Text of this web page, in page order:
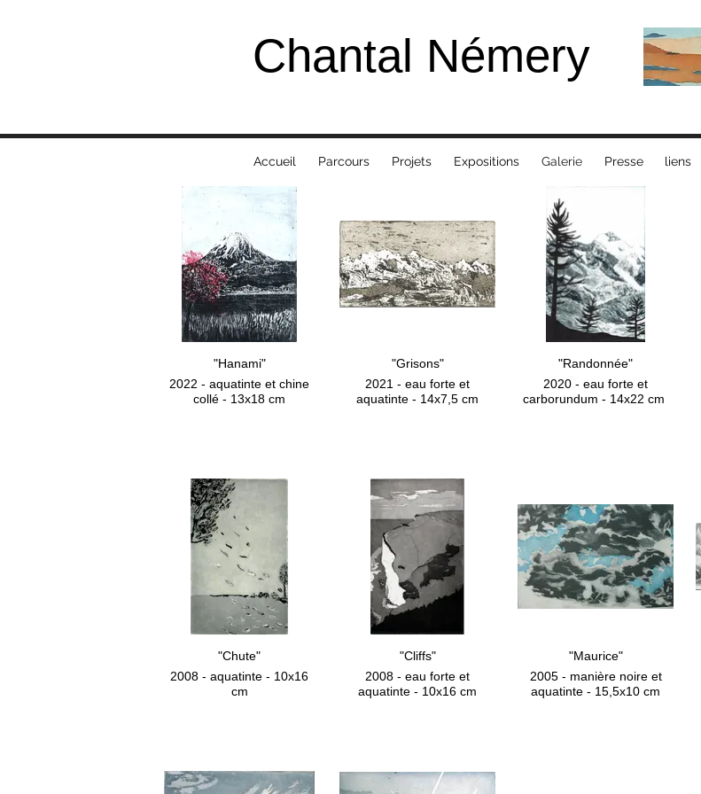
Chantal Némery
Accueil Parcours Projets Expositions Galerie Presse liens
"Hanami"
2022 - aquatinte et chine
collé - 13x18 cm
"Grisons"
2021 - eau forte et
aquatinte - 14x7,5 cm
"Randonnée"
2020 - eau forte et
carborundum - 14x22 cm
"Chute"
2008 - aquatinte - 10x16
cm
"Cliffs"
2008 - eau forte et
aquatinte - 10x16 cm
"Maurice"
2005 - manière noire et
aquatinte - 15,5x10 cm